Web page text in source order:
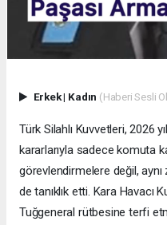
Erkek| Kadın (Haberi Sesli
Türk Silahlı Kuvvetleri, 2026
kararlarıyla sadece komuta
görevlendirmelere değil,
de tanıklık etti. Kara Havacı
Tuğgeneral rütbesine terfi